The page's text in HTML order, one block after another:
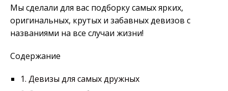
Мы сделали для вас подборку самых ярких,
оригинальных, крутых и забавных девизов с
названиями на все случаи жизни!
Содержание
1. Девизы для самых дружных